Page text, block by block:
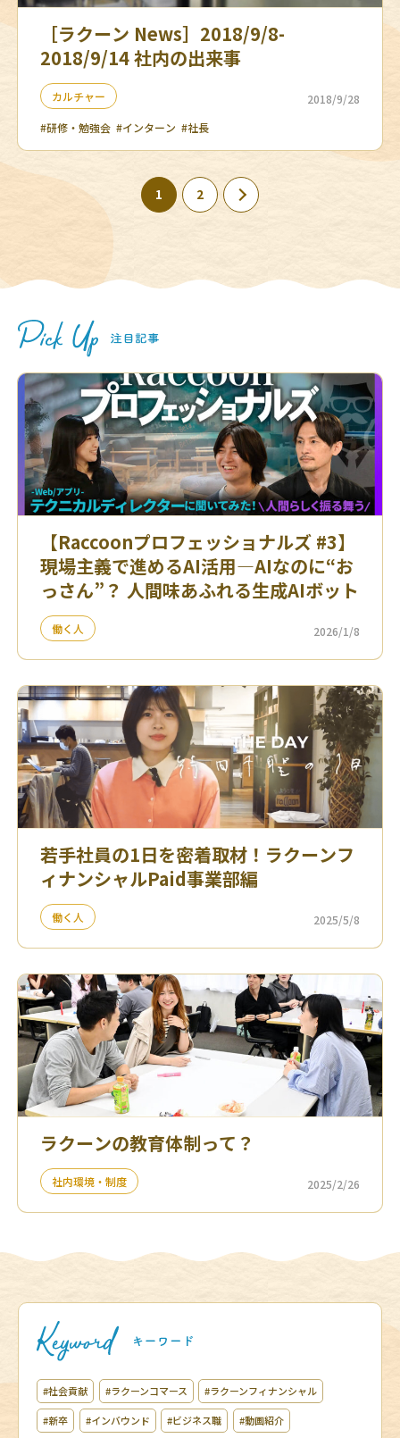
［ラクーン News］2018/9/8-
2018/9/14 社内の出来事
カルチャー
2018/9/28
#研修・勉強会 #インターン #社長
1 2
【Raccoonプロフェッショナルズ #3】
現場主義で進めるAI活用—AIなのに“お
っさん”？ 人間味あふれる生成AIボット
働く人 2026/1/8
若手社員の1日を密着取材！ラクーンフ
ィナンシャルPaid事業部編
働く人 2025/5/8
ラクーンの教育体制って？
社内環境・制度 2025/2/26
#社会貢献 #ラクーンコマース #ラクーンフィナンシャル
#新卒 #インバウンド #ビジネス職 #動画紹介